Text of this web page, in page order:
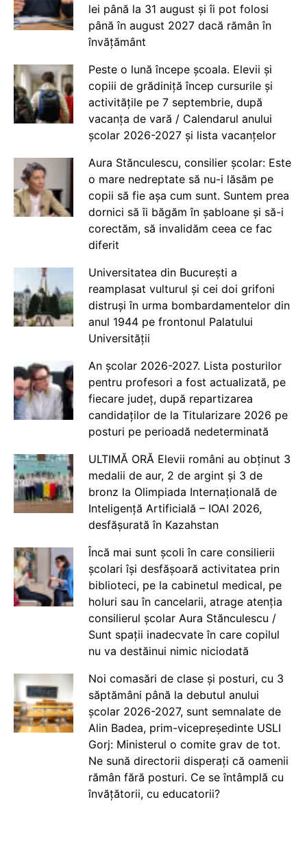
lei până la 31 august și îi pot folosi
până în august 2027 dacă rămân în
învățământ
Peste o lună începe școala. Elevii și
copiii de grădiniță încep cursurile și
activitățile pe 7 septembrie, după
vacanța de vară / Calendarul anului
școlar 2026-2027 și lista vacanțelor
Aura Stănculescu, consilier școlar: Este
o mare nedreptate să nu-i lăsăm pe
copii să fie așa cum sunt. Suntem prea
dornici să îi băgăm în șabloane și să-i
corectăm, să invalidăm ceea ce fac
diferit
Universitatea din București a
reamplasat vulturul și cei doi grifoni
distruși în urma bombardamentelor din
anul 1944 pe frontonul Palatului
Universității
An școlar 2026-2027. Lista posturilor
pentru profesori a fost actualizată, pe
fiecare județ, după repartizarea
candidaților de la Titularizare 2026 pe
posturi pe perioadă nedeterminată
ULTIMĂ ORĂ Elevii români au obținut 3
medalii de aur, 2 de argint și 3 de
bronz la Olimpiada Internațională de
Inteligență Artificială – IOAI 2026,
desfășurată în Kazahstan
Încă mai sunt școli în care consilierii
școlari își desfășoară activitatea prin
biblioteci, pe la cabinetul medical, pe
holuri sau în cancelarii, atrage atenția
consilierul școlar Aura Stănculescu /
Sunt spații inadecvate în care copilul
nu va destăinui nimic niciodată
Noi comasări de clase și posturi, cu 3
săptămâni până la debutul anului
școlar 2026-2027, sunt semnalate de
Alin Badea, prim-vicepreședinte USLI
Gorj: Ministerul o comite grav de tot.
Ne sună directorii disperați că oamenii
rămân fără posturi. Ce se întâmplă cu
învățătorii, cu educatorii?